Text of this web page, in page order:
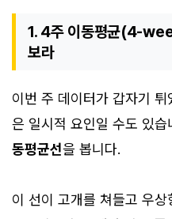
1. 4주 이동평균(4-
보라
이번 주 데이터가 갑자기
은 일시적 요인일 수도 있
동평균선을 봅니다.
이 선이 고개를 쳐들고 우